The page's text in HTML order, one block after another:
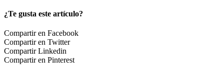
¿Te gusta este artículo?
Compartir en Facebook
Compartir en Twitter
Compartir Linkedin
Compartir en Pinterest